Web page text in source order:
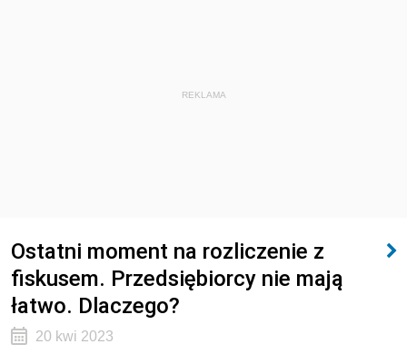
REKLAMA
Ostatni moment na rozliczenie z
fiskusem. Przedsiębiorcy nie mają
łatwo. Dlaczego?
20 kwi 2023